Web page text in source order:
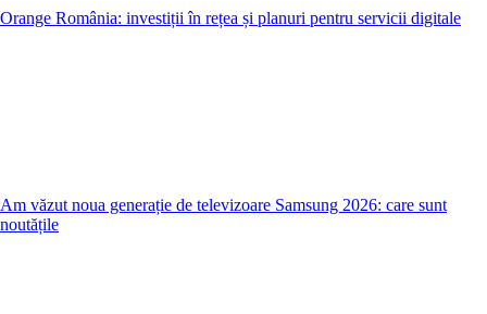
Orange România: investiții în rețea și planuri pentru servicii digitale
Am văzut noua generație de televizoare Samsung 2026: care sunt
noutățile